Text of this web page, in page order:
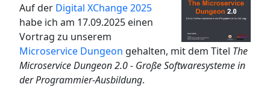
Auf der Digital XChange 2025
habe ich am 17.09.2025 einen
Vortrag zu unserem
Microservice Dungeon gehalten, mit dem Titel The
Microservice Dungeon 2.0 - Große Softwaresysteme in
der Programmier-Ausbildung.